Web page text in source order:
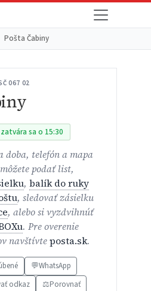
Pošta Čabiny
067 02
sa o 15:30
doba, telefón a mapa
podať list,
, balík do ruky
, sledovať zásielku
, alebo si vyzdvihnúť
. Pre overenie
navštívteposta.sk.
💬WhatsApp
odkaz ⚖️Porovnať